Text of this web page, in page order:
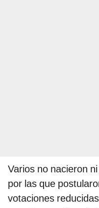
Varios no nacieron
por las que
votaciones